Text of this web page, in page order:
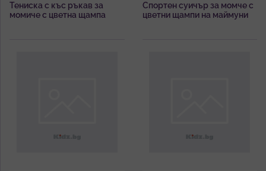
Тениска с къс ръкав за
момиче с цветна щампа
Спортен суичър за момче с
цветни щампи на маймуни